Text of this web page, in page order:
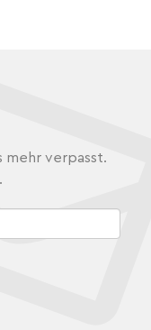
mehr verpasst.